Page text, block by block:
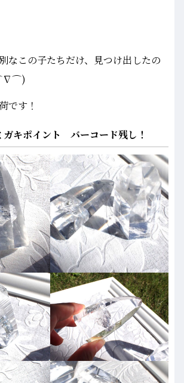
なこの子たちだけ、見つけ出したの
です！
キポイント バーコード残し！